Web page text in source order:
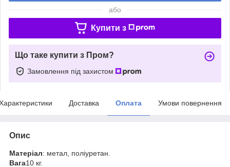
або
Купити з
Що таке купити з Пром?
Замовлення під захистом
Доставка Оплата Умови повернення
Опис
Матеріал: метал, поліуретан.
Вага10 кг.